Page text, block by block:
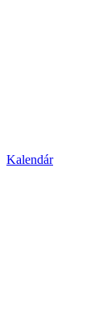
Kalendár